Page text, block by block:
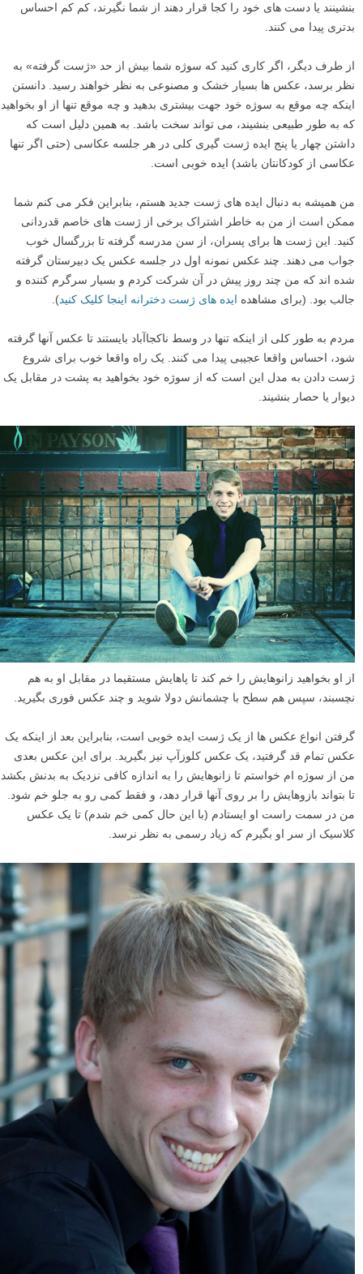
بنشینند یا دست های خود را کجا قرار دهند از شما نگیرند، کم کم احساس
بدتری پیدا می کنند.
از طرف دیگر، اگر کاری کنید که سوژه شما بیش از حد «ژست گرفته» به
نظر برسد، عکس ها بسیار خشک و مصنوعی به نظر خواهند رسید. دانستن
اینکه چه موقع به سوژه خود جهت بیشتری بدهید و چه موقع تنها از او بخواهید
که به طور طبیعی بنشیند، می تواند سخت باشد. به همین دلیل است که
داشتن چهار یا پنج ایده ژست گیری کلی در هر جلسه عکاسی (حتی اگر تنها
عکاسی از کودکانتان باشد) ایده خوبی است.
من همیشه به دنبال ایده های ژست جدید هستم، بنابراین فکر می کنم شما
ممکن است از من به خاطر اشتراک برخی از ژست های خاصم قدردانی
کنید. این ژست ها برای پسران، از سن مدرسه گرفته تا بزرگسال خوب
جواب می دهند. چند عکس نمونه اول در جلسه عکس یک دبیرستان گرفته
شده اند که من چند روز پیش در آن شرکت کردم و بسیار سرگرم کننده و
جالب بود. (برای مشاهده ایده های ژست دخترانه اینجا کلیک کنید).
مردم به طور کلی از اینکه تنها در وسط ناکجاآباد بایستند تا عکس آنها گرفته
شود، احساس واقعا عجیبی پیدا می کنند. یک راه واقعا خوب برای شروع
ژست دادن به مدل این است که از سوژه خود بخواهید به پشت در مقابل یک
دیوار یا حصار بنشیند.
از او بخواهید زانوهایش را خم کند تا پاهایش مستقیما در مقابل او به هم
نچسبند، سپس هم سطح با چشمانش دولا شوید و چند عکس فوری بگیرید.
گرفتن انواع عکس ها از یک ژست ایده خوبی است، بنابراین بعد از اینکه یک
عکس تمام قد گرفتید، یک عکس کلوزآپ نیز بگیرید. برای این عکس بعدی
من از سوژه ام خواستم تا زانوهایش را به اندازه کافی نزدیک به بدنش بکشد
تا بتواند بازوهایش را بر روی آنها قرار دهد، و فقط کمی رو به جلو خم شود.
من در سمت راست او ایستادم (با این حال کمی خم شدم) تا یک عکس
کلاسیک از سر او بگیرم که زیاد رسمی به نظر نرسد.